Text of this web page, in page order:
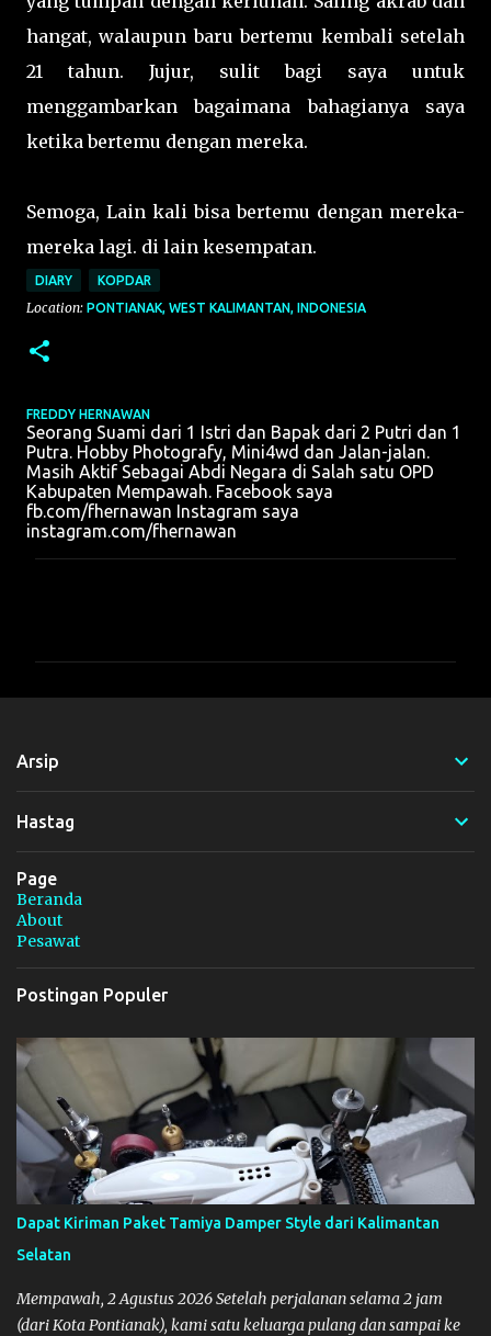
hangat, walaupun baru bertemu kembali setelah
21 tahun. Jujur, sulit bagi saya untuk
menggambarkan bagaimana bahagianya saya
ketika bertemu dengan mereka.
Semoga, Lain kali bisa bertemu dengan mereka-
mereka lagi. di lain kesempatan.
DIARY KOPDAR
Location: PONTIANAK, WEST KALIMANTAN, INDONESIA
FREDDY HERNAWAN
Seorang Suami dari 1 Istri dan Bapak dari 2 Putri dan 1
Putra. Hobby Photografy, Mini4wd dan Jalan-jalan.
Masih Aktif Sebagai Abdi Negara di Salah satu OPD
Kabupaten Mempawah. Facebook saya
fb.com/fhernawan Instagram saya
instagram.com/fhernawan
Arsip
Hastag
Page
Beranda
About
Pesawat
Postingan Populer
Dapat Kiriman Paket Tamiya Damper Style dari Kalimantan
Selatan
Mempawah, 2 Agustus 2026 Setelah perjalanan selama 2 jam
(dari Kota Pontianak), kami satu keluarga pulang dan sampai ke